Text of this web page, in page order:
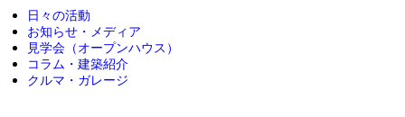
日々の活動
お知らせ・メディア
見学会（オープンハウス）
コラム・建築紹介
クルマ・ガレージ